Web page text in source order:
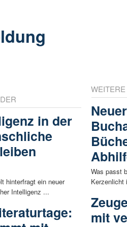
in der
hinterfragt ein neuer
Intelligenz ...
Was passt
Kerzenlicht
mit